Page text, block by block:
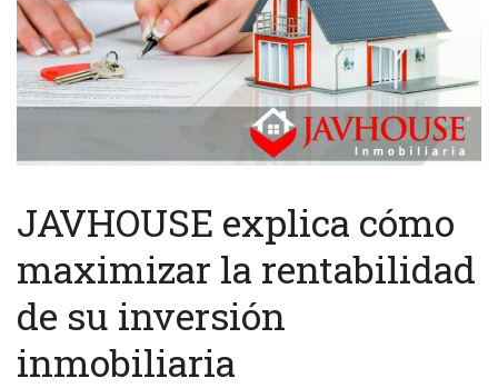
JAVHOUSE explica cómo
maximizar la rentabilidad
de su inversión
inmobiliaria